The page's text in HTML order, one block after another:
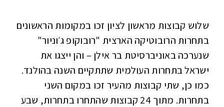
שלוש קבוצות מראשון לציון זכו במקומות הראשונים
בתחרות הרובוטיקה הארצית "רובוקופ ג׳וניור"
שנערכה באוניברסיטת בר אילן – והן ייצגו את
ישראל בתחרות העולמית שתתקיים השנה בהולנד.
כמו כן, שתי קבוצות מהעיר זכו במקום השני
בתחרות. מתוך 24 קבוצות שהתחרו בתחרות, שבע